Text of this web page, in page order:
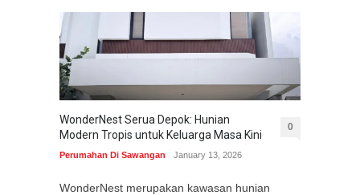
WonderNest Serua Depok: Hunian
Modern Tropis untuk Keluarga Masa Kini
0
Perumahan Di Sawangan January 13, 2026
WonderNest merupakan kawasan hunian